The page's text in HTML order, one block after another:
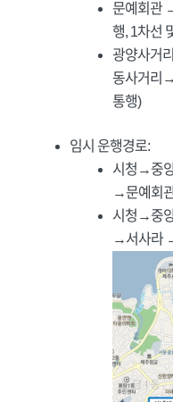
문예회관
행, 1차선
광양사거
동사거리
통행)
임시 운행경로:
시청→중
→문예회
시청→중
→서사라